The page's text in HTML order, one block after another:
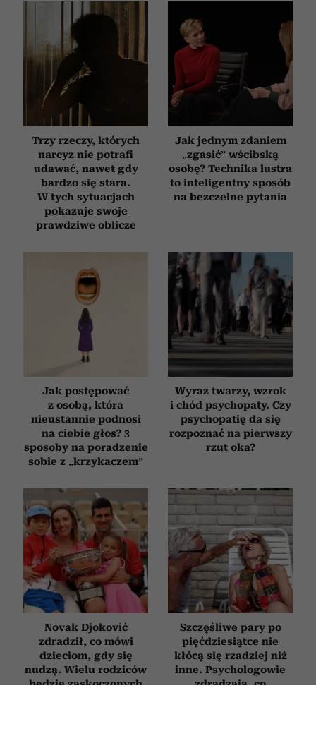
Trzy rzeczy, których
narcyz nie potrafi
udawać, nawet gdy
bardzo się stara.
W tych sytuacjach
pokazuje swoje
prawdziwe oblicze
Jak jednym zdaniem
„zgasić” wścibską
osobę? Technika lustra
to inteligentny sposób
na bezczelne pytania
Jak postępować
z osobą, która
nieustannie podnosi
na ciebie głos? 3
sposoby na poradzenie
sobie z „krzykaczem”
Wyraz twarzy, wzrok
i chód psychopaty. Czy
psychopatię da się
rozpoznać na pierwszy
rzut oka?
Novak Djoković
zdradził, co mówi
dzieciom, gdy się
nudzą. Wielu rodziców
będzie zaskoczonych
Szczęśliwe pary po
pięćdziesiątce nie
kłócą się rzadziej niż
inne. Psychologowie
zdradzają, co